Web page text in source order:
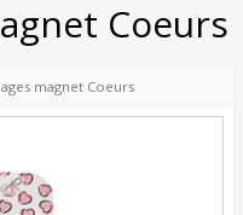
Coeurs
magnet Coeurs